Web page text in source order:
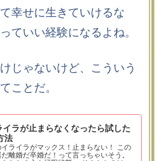
幸せに生きていけるな
ていい経験になるよね。
じゃないけど、こういう
ことだ。
イラが止まらなくなったら試した
法
イライラがマックス！止まらない！ この
離婚だ卒婚だ！って言っちゃいそう。